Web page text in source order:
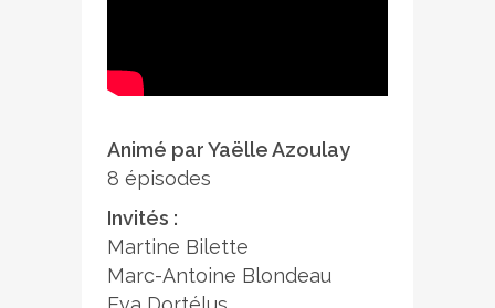
Animé par Yaëlle Azoulay
8 épisodes
Invités :
Martine Bilette
Marc-Antoine Blondeau